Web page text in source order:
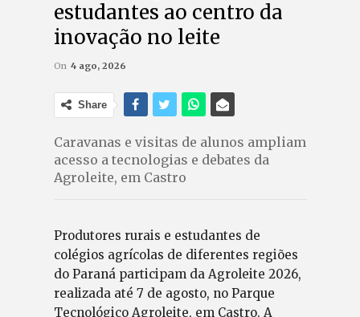
estudantes ao centro da
inovação no leite
On 4 ago, 2026
Share
Caravanas e visitas de alunos ampliam
acesso a tecnologias e debates da
Agroleite, em Castro
Produtores rurais e estudantes de
colégios agrícolas de diferentes regiões
do Paraná participam da Agroleite 2026,
realizada até 7 de agosto, no Parque
Tecnológico Agroleite, em Castro. A